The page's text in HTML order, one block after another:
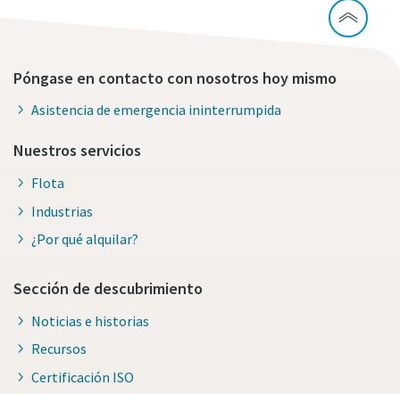
Póngase en contacto con nosotros hoy mismo
Asistencia de emergencia ininterrumpida
Nuestros servicios
Flota
Industrias
¿Por qué alquilar?
Sección de descubrimiento
Noticias e historias
Recursos
Certificación ISO